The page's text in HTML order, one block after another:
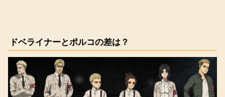
ドベライナーとポルコの差は？